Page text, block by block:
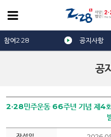
공
참여2·28 공지사항
2·28민주운동 66주년 기념 제4